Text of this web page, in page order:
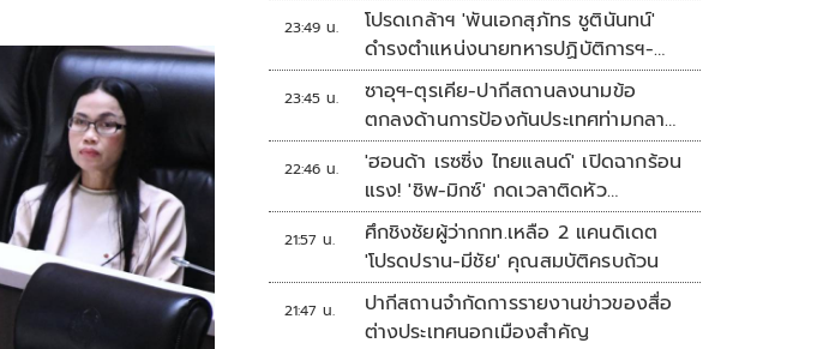
23:49 น.
โปรดเกล้าฯ 'พันเอกสุภัทร ชูตินันทน์'
ดำรงตำแหน่งนายทหารปฏิบัติการฯ-
พระราชทานยศ 'พลตรี'
23:45 น.
ซาอุฯ-ตุรเคีย-ปากีสถานลงนามข้อ
ตกลงด้านการป้องกันประเทศท่ามกลาง
สงครามในภูมิภาค
22:46 น.
'ฮอนด้า เรซซิ่ง ไทยแลนด์' เปิดฉากร้อน
แรง! 'ชิพ-มิกซ์' กดเวลาติดหัว
แถว ARRC สนาม 4 ที่มัลดาลิกา
21:57 น.
ศึกชิงชัยผู้ว่ากกท.เหลือ 2 แคนดิเดต
'โปรดปราน-มีชัย' คุณสมบัติครบถ้วน
21:47 น.
ปากีสถานจำกัดการรายงานข่าวของสื่อ
ต่างประเทศนอกเมืองสำคัญ